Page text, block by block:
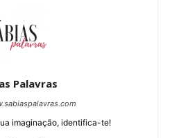
Palavras
imaginação, identifica-te!